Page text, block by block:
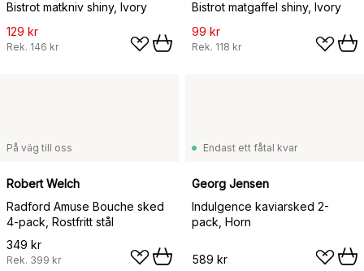
Bistrot matkniv shiny, Ivory
129 kr
Rek. 146 kr
Bistrot matgaffel shiny, Ivory
99 kr
Rek. 118 kr
På väg till oss
Robert Welch
Radford Amuse Bouche sked
4-pack, Rostfritt stål
349 kr
Rek. 399 kr
Endast ett fåtal kvar
Georg Jensen
Indulgence kaviarsked 2-
pack, Horn
589 kr